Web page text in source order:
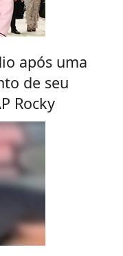
após uma
de seu
Rocky